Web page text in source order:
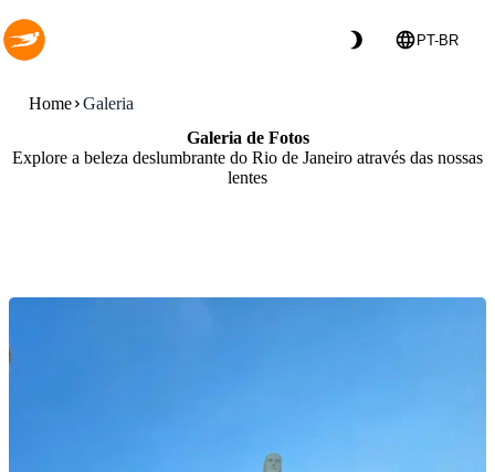
PT-BR
Home Galeria
Galeria de Fotos
Explore a beleza deslumbrante do Rio de Janeiro através das nossas
lentes